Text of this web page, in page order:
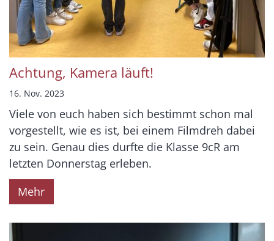
Achtung, Kamera läuft!
16. Nov. 2023
Viele von euch haben sich bestimmt schon mal
vorgestellt, wie es ist, bei einem Filmdreh dabei
zu sein. Genau dies durfte die Klasse 9cR am
letzten Donnerstag erleben.
Mehr